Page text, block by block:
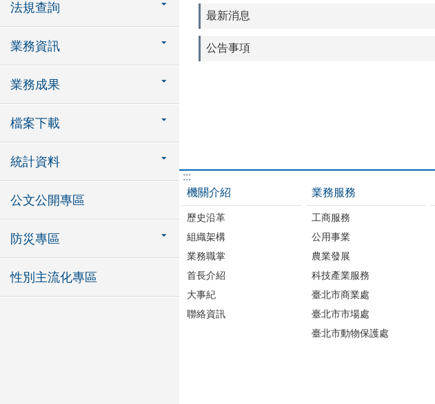
法規查詢
業務資訊
業務成果
檔案下載
統計資料
公文公開專區
防災專區
性別主流化專區
最新消息
公告事項
:::
機關介紹
歷史沿革
組織架構
業務職掌
首長介紹
大事紀
聯絡資訊
業務服務
工商服務
公用事業
農業發展
科技產業服務
臺北市商業處
臺北市市場處
臺北市動物保護處